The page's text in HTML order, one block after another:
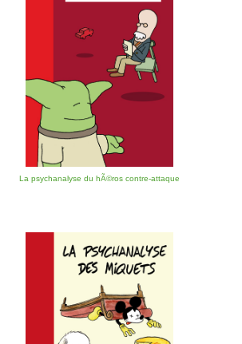
La psychanalyse du hÃ©ros contre-attaque